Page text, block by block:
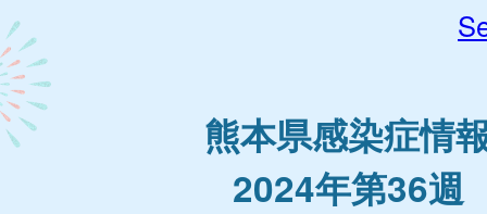
熊本県感染症情
2024年第36週